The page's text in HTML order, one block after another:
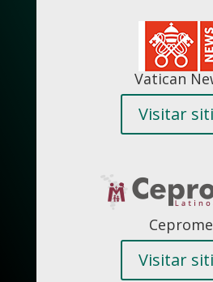
Vatican
Visitar
Ceprome
Visitar